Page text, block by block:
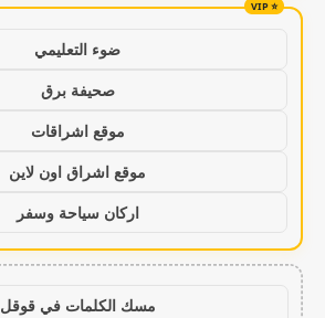
ضوء التعليمي
صحيفة برق
موقع اشراقات
موقع اشراق اون لاين
اركان سياحة وسفر
مسك الكلمات في قوقل